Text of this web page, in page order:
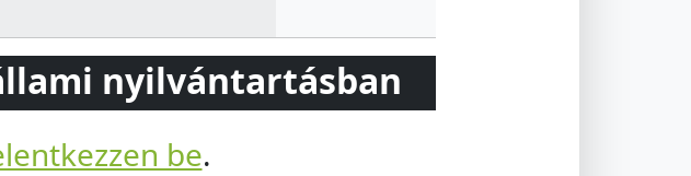
nyilvántartásban
be.